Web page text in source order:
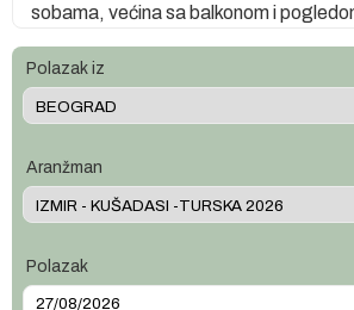
sobama, većina sa balkonom i
Polazak iz
Aranžman
Polazak